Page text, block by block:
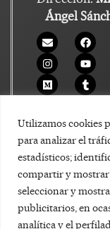
Utilizamos cookies
para analizar el
estadísticos;
compartir y mostrar
seleccionar y
publicitarios, en
analítica y el
Ángel